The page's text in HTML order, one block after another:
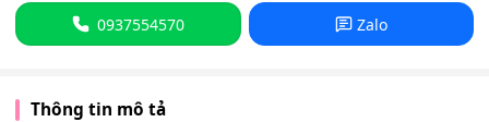
0937554570 Zalo
Thông tin mô tả